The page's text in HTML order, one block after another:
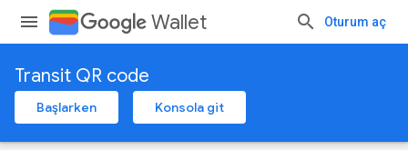
Wallet Oturum aç
Transit QR code
Başlarken Konsola git